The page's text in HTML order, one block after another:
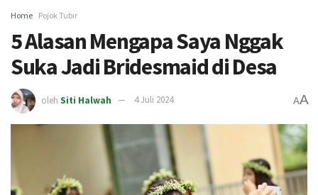
Home Pojok Tubir
5 Alasan Mengapa Saya Nggak
Suka Jadi Bridesmaid di Desa
oleh Siti Halwah 4 Juli 2024 AA